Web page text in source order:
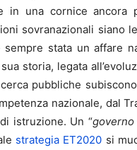
in una cornice ancora
sovranazionali
stata un affare
storia, legata
pubbliche
nazionale, dal
istruzione. Un “
strategia ET2020 si